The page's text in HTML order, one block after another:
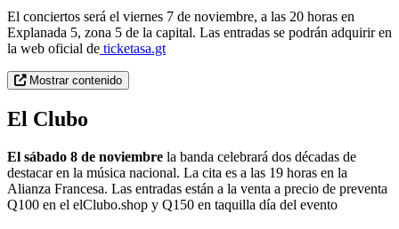
El conciertos será el viernes 7 de noviembre, a las 20 horas en
Explanada 5, zona 5 de la capital. Las entradas se podrán adquirir en
la web oficial de ticketasa.gt
Mostrar contenido
El Clubo
El sábado 8 de noviembre la banda celebrará dos décadas de
destacar en la música nacional. La cita es a las 19 horas en la
Alianza Francesa. Las entradas están a la venta a precio de preventa
Q100 en el elClubo.shop y Q150 en taquilla día del evento